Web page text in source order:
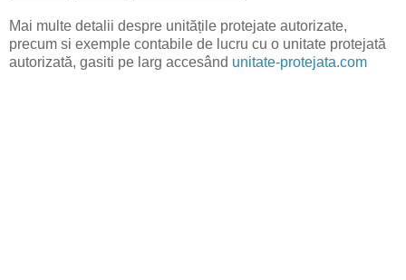
Mai multe detalii despre unitățile protejate autorizate,
precum si exemple contabile de lucru cu o unitate protejată
autorizată, gasiti pe larg accesând unitate-protejata.com